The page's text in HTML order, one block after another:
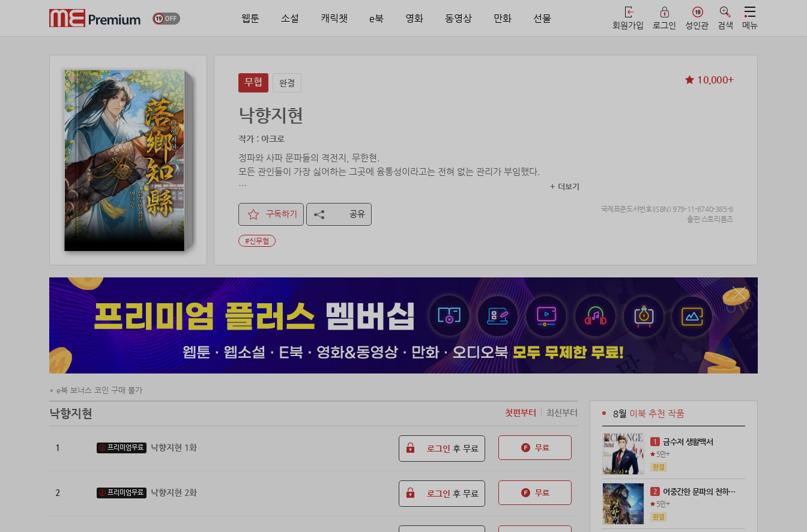
웹툰 소설 캐릭챗 e북 영화 동영상 만화 선물
회원가입 로그인 성인관 검색 메뉴
무협 완결 10,000+
낙향지현
작가 : 아크로
정파와 사파 문파들의 격전지, 무한현.
모든 관인들이 가장 싫어하는 그곳에 융통성이라고는 전혀 없는 관리가 부임했다.
수상할 정도로 강한 지현, 단천휘의 무림평정기!
+ 더보기
구독하기 공유
국제표준도서번호(ISBN) 979-11-6740-385-8
출판 스토리튠즈
#신무협
e북 보너스 코인 구매 불가
낙향지현 첫편부터 최신부터
1 프리미엄무료 낙향지현 1화 무료
로그인 후 무료
2 프리미엄무료 낙향지현 2화 무료
로그인 후 무료
8월 이북 추천 작품
1 금수저 생활백서
5만+
2 어중간한 문파의 천하제일인
5만+